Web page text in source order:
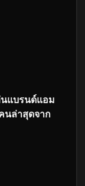
แบรนด์แอม
นล่าสุดจาก